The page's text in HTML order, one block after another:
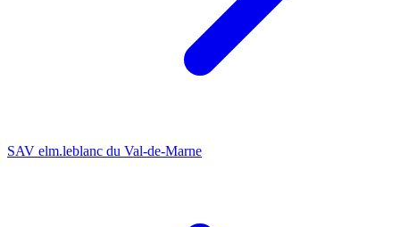
SAV elm.leblanc du Val-de-Marne